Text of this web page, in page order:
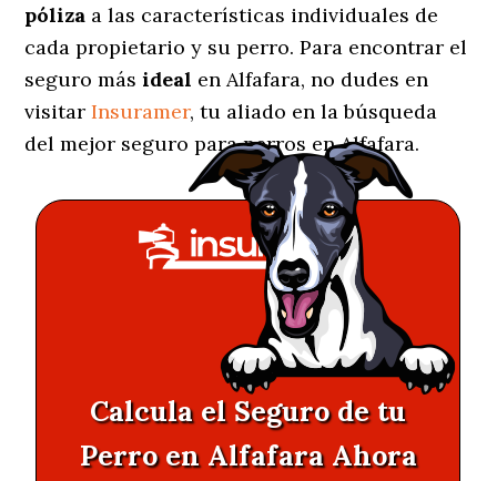
póliza a las características individuales de
cada propietario y su perro. Para encontrar el
seguro másideal en Alfafara, no dudes en
visitarInsuramer, tu aliado en la búsqueda
del mejor seguro para perros en Alfafara.
Calcula el Seguro de tu
Perro en Alfafara Ahora